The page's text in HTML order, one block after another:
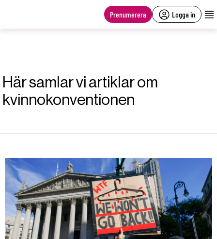
Prenumerera Logga in
Här samlar vi artiklar om
kvinnokonventionen